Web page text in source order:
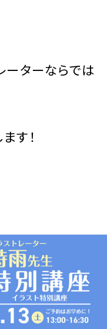
ーターならでは
す！